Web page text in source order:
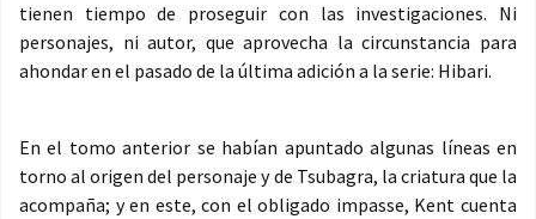
tienen tiempo de proseguir con las investigaciones. Ni
personajes, ni autor, que aprovecha la circunstancia para
ahondar en el pasado de la última adición a la serie: Hibari.
En el tomo anterior se habían apuntado algunas líneas en
torno al origen del personaje y de Tsubagra, la criatura que la
acompaña; y en este, con el obligado impasse, Kent cuenta